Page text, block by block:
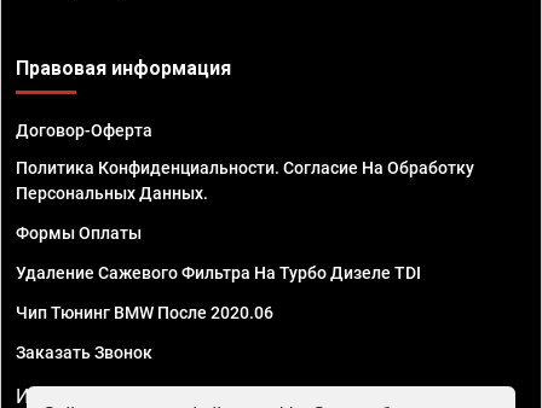
Правовая информация
Договор-Оферта
Политика Конфиденциальности. Согласие На Обработку
Персональных Данных.
Формы Оплаты
Удаление Сажевого Фильтра На Турбо Дизеле TDI
Чип Тюнинг BMW После 2020.06
Заказать Звонок
ИП Смирнов Георгий Павлович. ИНН 781302555843,